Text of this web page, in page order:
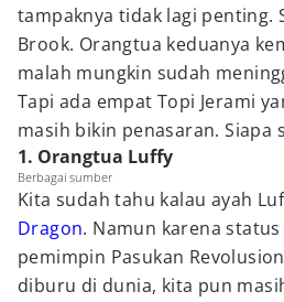
tampaknya tidak lagi penting.
Brook. Orangtua keduanya
malah mungkin sudah
Tapi ada empat Topi Jerami
masih bikin penasaran. Siapa
1. Orangtua Luffy
Berbagai sumber
Kita sudah tahu kalau ayah
Dragon. Namun karena
pemimpin Pasukan
diburu di dunia, kita pun